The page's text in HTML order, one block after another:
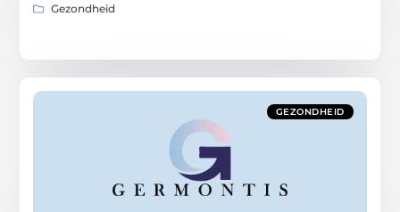
Gezondheid
GEZONDHEID